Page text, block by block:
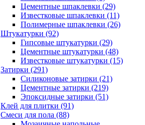
Цементные шпаклевки (29)
Известковые шпаклевки (11)
Полимерные шпаклевки (26)
Штукатурки (92)
Гипсовые штукатурки (29)
Цементные штукатурки (48)
Известковые штукатурки (15)
Затирки (291)
Силиконовые затирки (21)
Цементные затирки (219)
Эпоксидные затирки (51)
Клей для плитки (91)
Смеси для пола (88)